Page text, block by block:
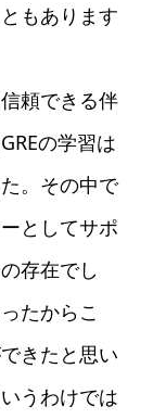
もあります
頼できる伴
の学習は
。その中で
としてサポ
存在でし
たからこ
きたと思い
うわけでは